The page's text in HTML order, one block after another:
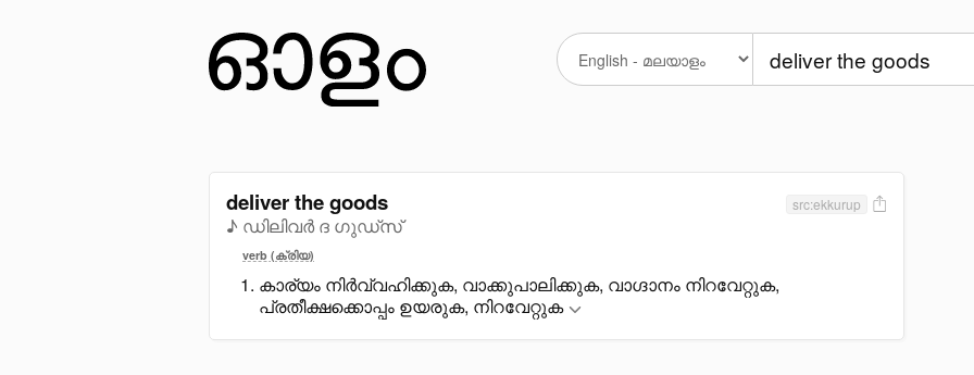
deliver the goods
♪ ഡിലിവർ ദ ഗുഡ്സ്
src:ekkurup
verb (ക്രിയ)
കാര്യം നിർവ്വഹിക്കുക, വാക്കുപാലിക്കുക, വാഗ്ദാനം നിറവേറ്റുക,
പ്രതീക്ഷക്കൊപ്പം ഉയരുക, നിറവേറ്റുക